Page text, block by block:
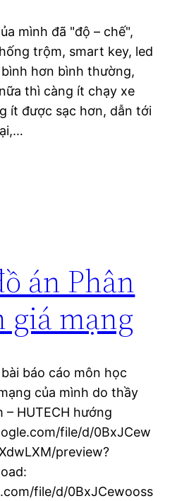
mình đã "độ – chế",
trộm, smart key, led
hơn bình thường,
thì càng ít chạy xe
ít được sạc hơn, dẫn tới
án Phân
giá mạng
báo cáo môn học
của mình do thầy
– HUTECH hướng
file/d/0BxJCew
preview?
file/d/0BxJCewooss